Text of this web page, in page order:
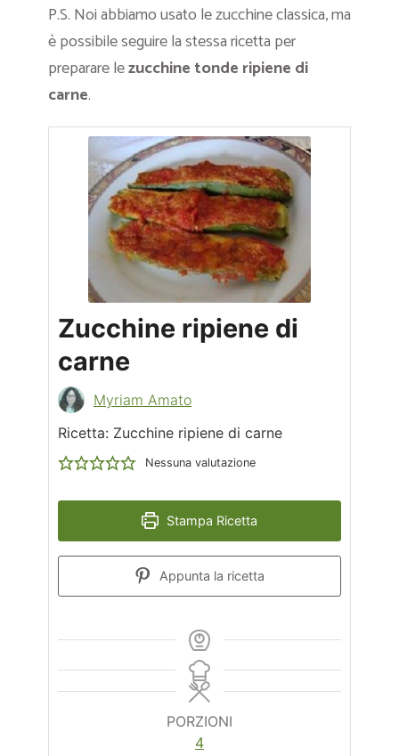
P.S. Noi abbiamo usato le zucchine classica, ma
è possibile seguire la stessa ricetta per
preparare lezucchine tonde ripiene di
carne.
Zucchine ripiene di
carne
Myriam Amato
Ricetta: Zucchine ripiene di carne
Nessuna valutazione
Stampa Ricetta
Appunta la ricetta
PORZIONI
4